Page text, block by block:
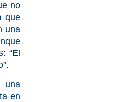
no
que
una
“El
una
en